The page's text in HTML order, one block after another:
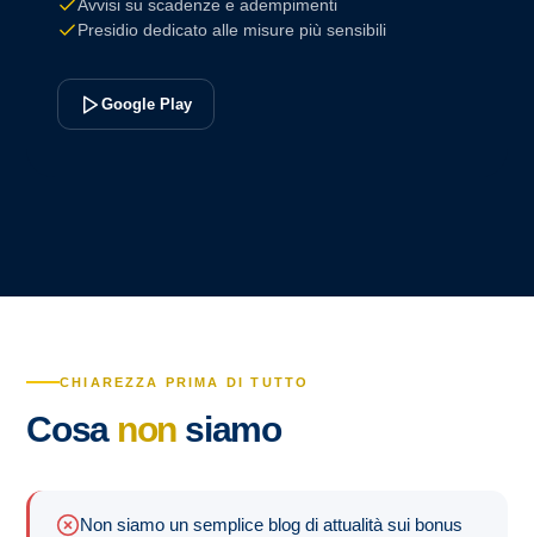
Avvisi su scadenze e adempimenti
Presidio dedicato alle misure più sensibili
Google Play
CHIAREZZA PRIMA DI TUTTO
Cosa non siamo
Non siamo un semplice blog di attualità sui bonus